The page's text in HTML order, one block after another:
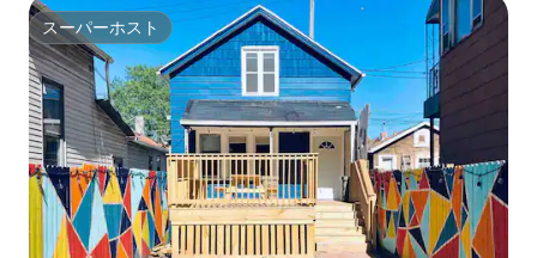
スーパーホスト
スーパーホスト